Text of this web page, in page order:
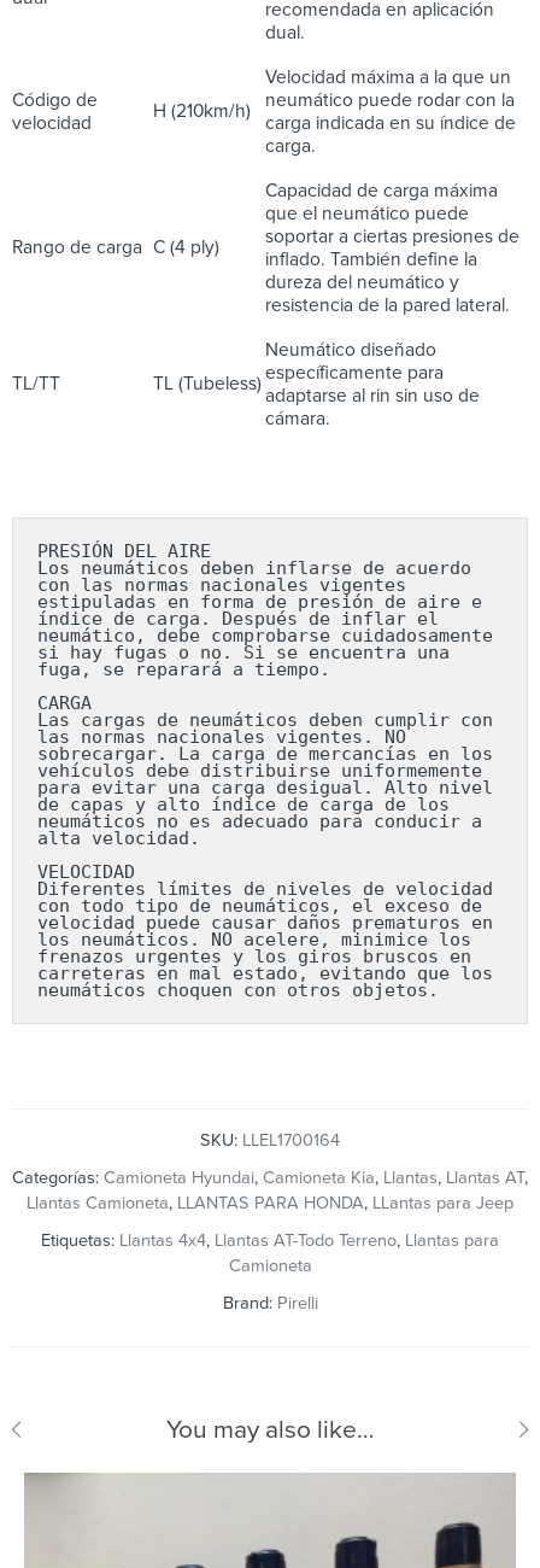
recomendada en aplicación
dual.
Código de
velocidad
H (210km/h)
Velocidad máxima a la que un
neumático puede rodar con la
carga indicada en su índice de
carga.
Rango de carga C (4 ply)
Capacidad de carga máxima
que el neumático puede
soportar a ciertas presiones de
inflado. También define la
dureza del neumático y
resistencia de la pared lateral.
TL/TT TL (Tubeless)
Neumático diseñado
específicamente para
adaptarse al rin sin uso de
cámara.
PRESIÓN DEL AIRE
Los neumáticos deben inflarse de acuerdo
con las normas nacionales vigentes
estipuladas en forma de presión de aire e
índice de carga. Después de inflar el
neumático, debe comprobarse cuidadosamente
si hay fugas o no. Si se encuentra una
fuga, se reparará a tiempo.
CARGA
Las cargas de neumáticos deben cumplir con
las normas nacionales vigentes. NO
sobrecargar. La carga de mercancías en los
vehículos debe distribuirse uniformemente
para evitar una carga desigual. Alto nivel
de capas y alto índice de carga de los
neumáticos no es adecuado para conducir a
alta velocidad.
VELOCIDAD
Diferentes límites de niveles de velocidad
con todo tipo de neumáticos, el exceso de
velocidad puede causar daños prematuros en
los neumáticos. NO acelere, minimice los
frenazos urgentes y los giros bruscos en
carreteras en mal estado, evitando que los
neumáticos choquen con otros objetos.
SKU: LLEL1700164
Categorías: Camioneta Hyundai, Camioneta Kia, Llantas, Llantas AT,
Llantas Camioneta, LLANTAS PARA HONDA, LLantas para Jeep
Etiquetas: Llantas 4x4, Llantas AT-Todo Terreno, Llantas para
Camioneta
Brand: Pirelli
You may also like…